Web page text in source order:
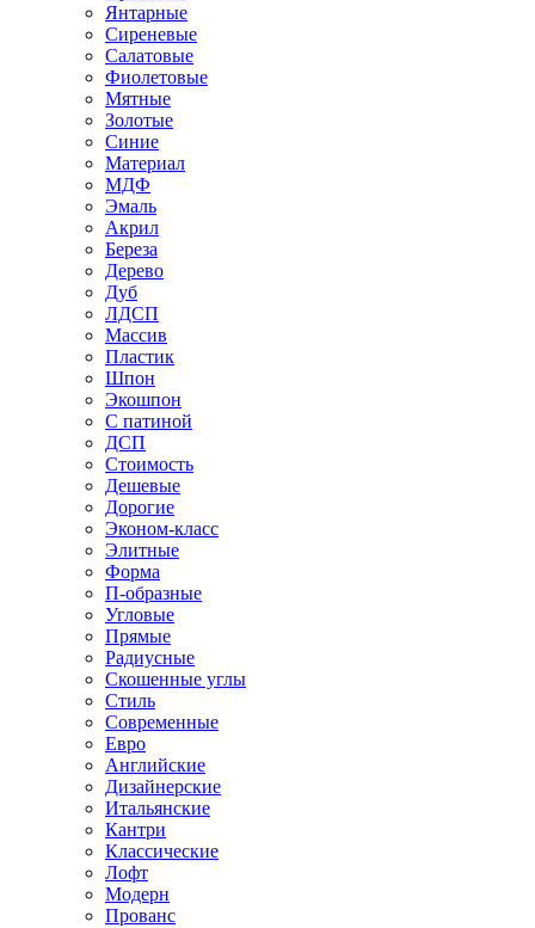
Янтарные
Сиреневые
Салатовые
Фиолетовые
Мятные
Золотые
Синие
Материал
МДФ
Эмаль
Акрил
Береза
Дерево
Дуб
ЛДСП
Массив
Пластик
Шпон
Экошпон
С патиной
ДСП
Стоимость
Дешевые
Дорогие
Эконом-класс
Элитные
Форма
П-образные
Угловые
Прямые
Радиусные
Скошенные углы
Стиль
Современные
Евро
Английские
Дизайнерские
Итальянские
Кантри
Классические
Лофт
Модерн
Прованс